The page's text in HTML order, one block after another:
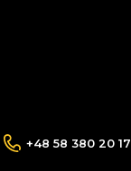
+48 58 380 20 17